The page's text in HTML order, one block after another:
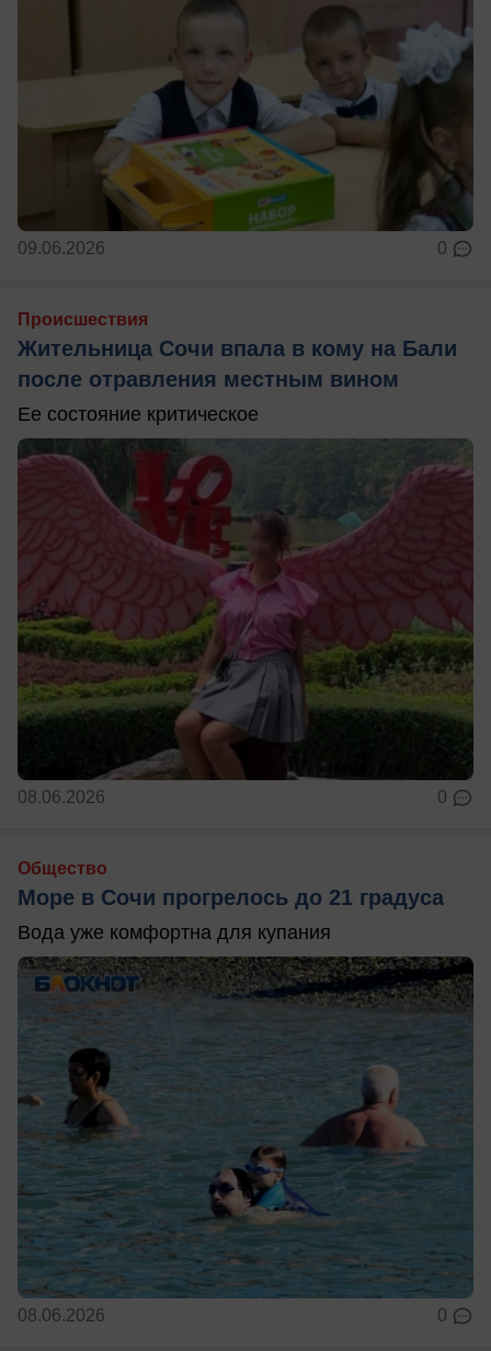
09.06.2026 0
Происшествия
Жительница Сочи впала в кому на Бали
после отравления местным вином
Ее состояние критическое
08.06.2026 0
Общество
Море в Сочи прогрелось до 21 градуса
Вода уже комфортна для купания
08.06.2026 0